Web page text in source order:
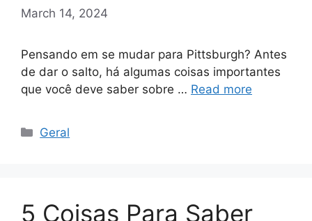
March 14, 2024
Pensando em se mudar para Pittsburgh? Antes
de dar o salto, há algumas coisas importantes
que você deve saber sobre … Read more
Categories
Geral
5 Coisas Para Saber